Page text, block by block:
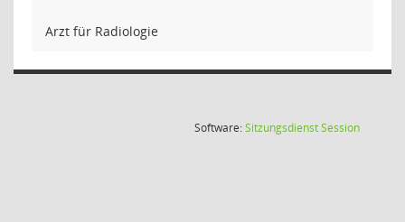
Arzt für Radiologie
Software:SitzungsdienstSession(Wird in